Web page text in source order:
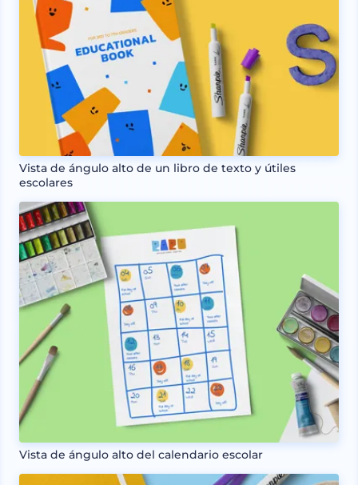
Vista de ángulo alto de un libro de texto y útiles
escolares
Vista de ángulo alto del calendario escolar